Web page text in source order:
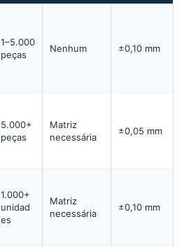
1–5.000
peças
Nenhum ±0,10 mm
5.000+
peças
Matriz
necessária
±0,05 mm
1.000+
unidad
es
Matriz
necessária
±0,10 mm